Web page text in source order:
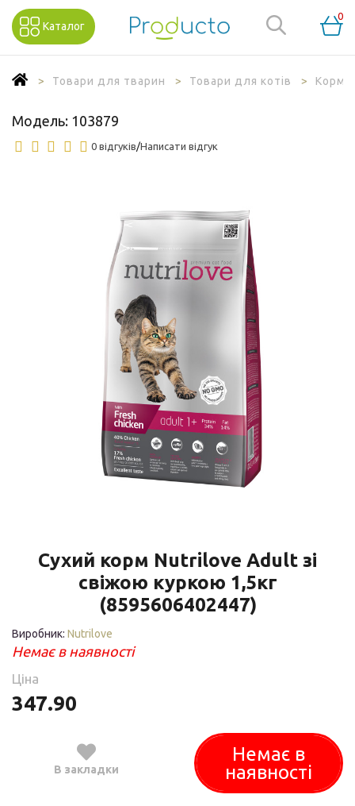
Каталог
0
Товари для тварин Товари для котів Корм
Модель: 103879
0 відгуків/Написати відгук
Сухий корм Nutrilove Adult зі
свіжою куркою 1,5кг
(8595606402447)
Виробник: Nutrilove
Немає в наявності
Ціна
347.90
В закладки
Немає в
наявності